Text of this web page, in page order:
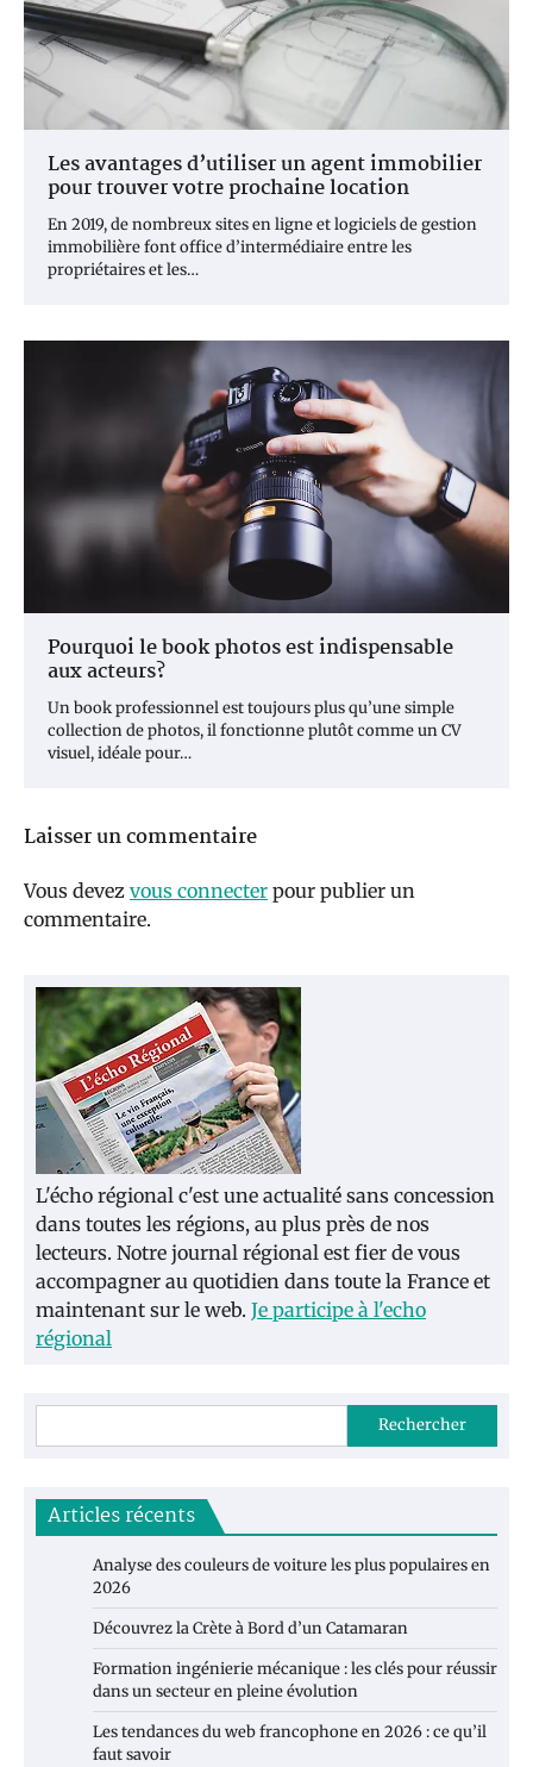
Les avantages d’utiliser un agent immobilier
pour trouver votre prochaine location
En 2019, de nombreux sites en ligne et logiciels de gestion
immobilière font office d’intermédiaire entre les
propriétaires et les…
Pourquoi le book photos est indispensable
aux acteurs?
Un book professionnel est toujours plus qu’une simple
collection de photos, il fonctionne plutôt comme un CV
visuel, idéale pour…
Laisser un commentaire
Vous devez vous connecter pour publier un
commentaire.
L'écho régional c'est une actualité sans concession
dans toutes les régions, au plus près de nos
lecteurs. Notre journal régional est fier de vous
accompagner au quotidien dans toute la France et
maintenant sur le web. Je participe à l'echo
régional
Rechercher
Articles récents
Analyse des couleurs de voiture les plus populaires en
2026
Découvrez la Crète à Bord d’un Catamaran
Formation ingénierie mécanique : les clés pour réussir
dans un secteur en pleine évolution
Les tendances du web francophone en 2026 : ce qu’il
faut savoir